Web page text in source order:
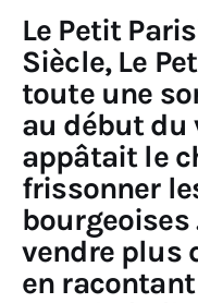
Sciences
Idées
Humour
Le Petit
Siècle, Le
toute une
au début du
appâtait le
frissonner
bourgeoises
vendre plus
en